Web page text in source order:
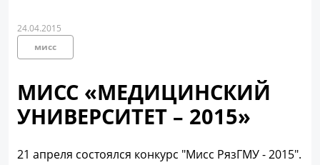
24.04.2015
мисс
МИСС «МЕДИЦИНСКИЙ
УНИВЕРСИТЕТ – 2015»
21 апреля состоялся конкурс "Мисс РязГМУ - 2015".